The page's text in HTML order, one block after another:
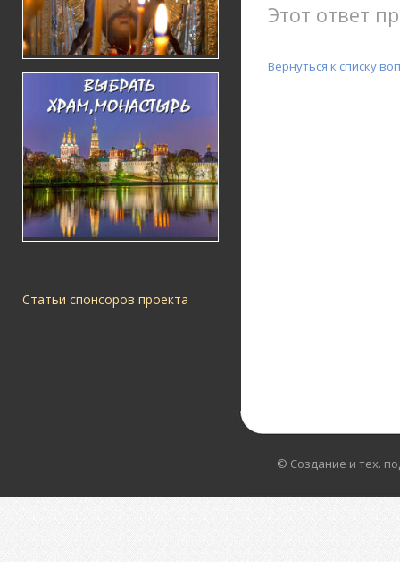
Статьи спонсоров проекта
Этот ответ
Вернуться к списку
© Создание и тех.